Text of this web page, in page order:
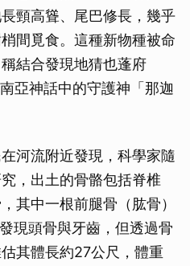
頸高聳、尾巴修長，幾乎
間覓食。這種新物種被命
結合發現地猜也蓬府
亞神話中的守護神「那迦
河流附近發現，科學家隨
，出土的骨骼包括脊椎
其中一根前腿骨（肱骨）
現頭骨與牙齒，但透過骨
其體長約27公尺，體重